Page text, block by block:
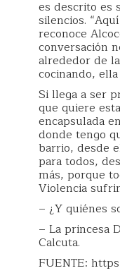
es descrito es
silencios.
reconoce
conversación
alrededor de
cocinando,
Si llega a ser
que quiere
encapsulada
donde tengo
barrio, desde
para todos,
más, porque
Violencia
– ¿Y quiénes
– La princesa
Calcuta.
FUENTE: